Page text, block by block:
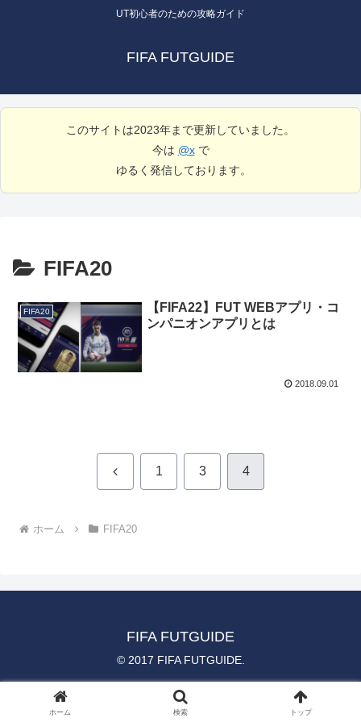
UT初心者のための攻略ガイド
FIFA FUTGUIDE
このサイトは2023年まで更新していました。
今は @xで
ゆるく発信しております。
FIFA20
FIFA20
【FIFA22】FUT WEBアプリ・コ
ンパニオンアプリとは
2018.09.01
前 1 3 4
ホーム FIFA20
FIFA FUTGUIDE
© 2017 FIFA FUTGUIDE.
ホーム 検索 トップ